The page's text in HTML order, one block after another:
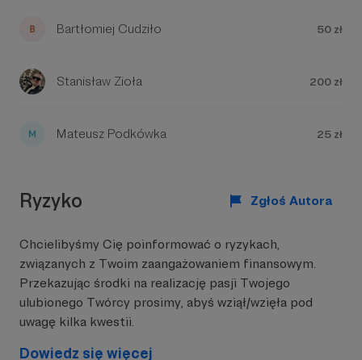
Bartłomiej Cudziło 50 zł
Stanisław Zioła 200 zł
Mateusz Podkówka 25 zł
Ryzyko Zgłoś Autora
Chcielibyśmy Cię poinformować o ryzykach,
związanych z Twoim zaangażowaniem finansowym.
Przekazując środki na realizację pasji Twojego
ulubionego Twórcy prosimy, abyś wziął/wzięła pod
uwagę kilka kwestii.
Dowiedz się więcej